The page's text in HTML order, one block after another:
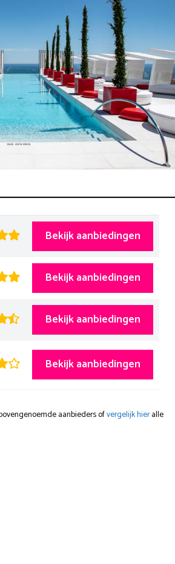
Bekijk aanbiedingen
Bekijk aanbiedingen
Bekijk aanbiedingen
Bekijk aanbiedingen
aanbieders ofvergelijk hieralle